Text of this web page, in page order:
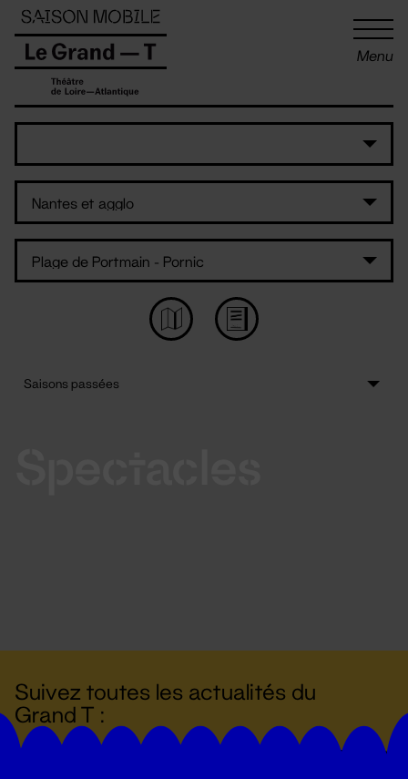
Menu
Suivez toutes les actualités du
Grand T :
Panneau de gestion des cookies